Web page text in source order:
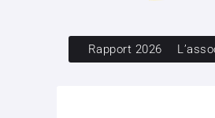
Rapport 2026